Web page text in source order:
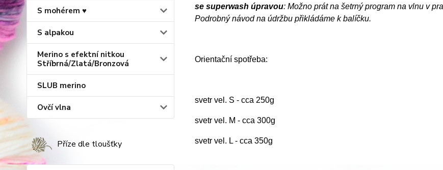
S mohérem ♥
S alpakou
Merino s efektní nitkou
Stříbrná/Zlatá/Bronzová
SLUB merino
Ovčí vlna
Příze dle tloušťky
se superwash úpravou: Možno prát na šetrný program na vlnu v
Podrobný návod na údržbu přikládáme k balíčku.
Orientační spotřeba:
svetr vel. S - cca 250g
svetr vel. M - cca 300g
svetr vel. L - cca 350g